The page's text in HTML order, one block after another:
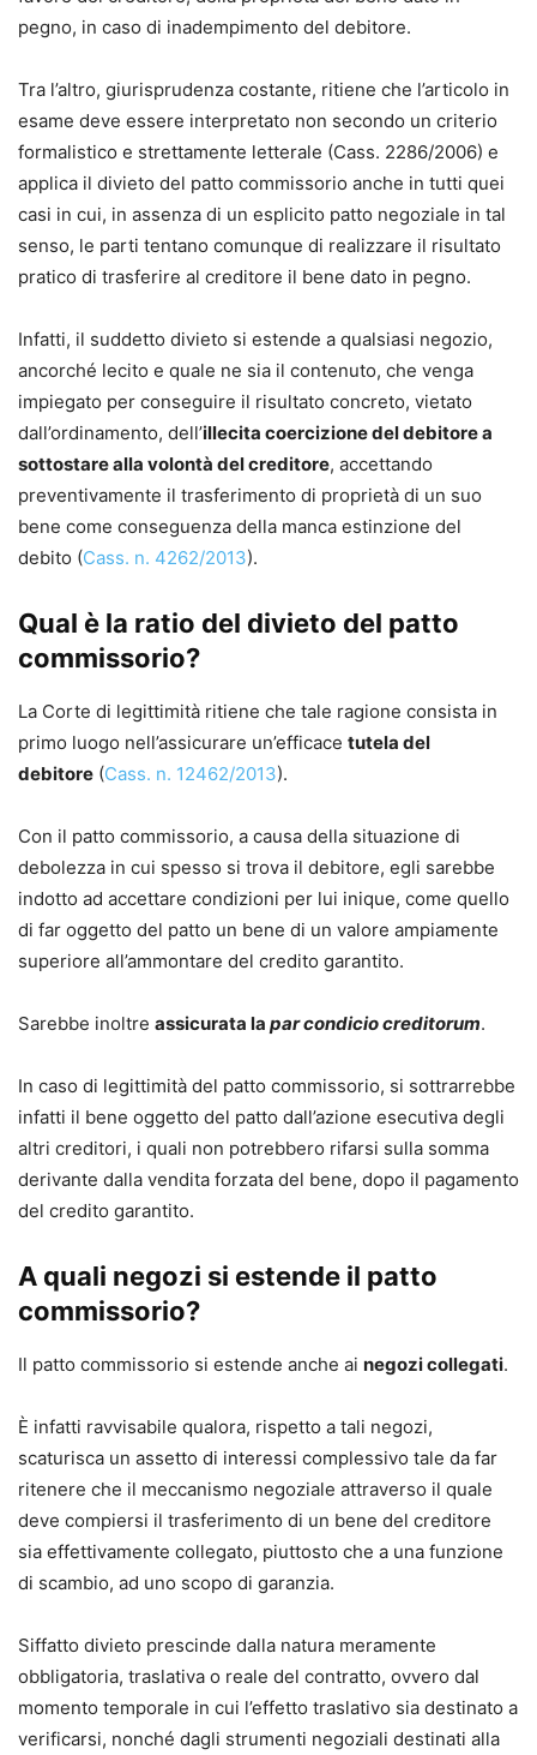
pegno, in caso di inadempimento del debitore.
Tra l’altro, giurisprudenza costante, ritiene che l’articolo in
esame deve essere interpretato non secondo un criterio
formalistico e strettamente letterale (Cass. 2286/2006) e
applica il divieto del patto commissorio anche in tutti quei
casi in cui, in assenza di un esplicito patto negoziale in tal
senso, le parti tentano comunque di realizzare il risultato
pratico di trasferire al creditore il bene dato in pegno.
Infatti, il suddetto divieto si estende a qualsiasi negozio,
ancorché lecito e quale ne sia il contenuto, che venga
impiegato per conseguire il risultato concreto, vietato
dall’ordinamento, dell’illecita coercizione del debitore a
sottostare alla volontà del creditore, accettando
preventivamente il trasferimento di proprietà di un suo
bene come conseguenza della manca estinzione del
debito (Cass. n. 4262/2013).
Qual è la ratio del divieto del patto
commissorio?
La Corte di legittimità ritiene che tale ragione consista in
primo luogo nell’assicurare un’efficace tutela del
debitore (Cass. n. 12462/2013).
Con il patto commissorio, a causa della situazione di
debolezza in cui spesso si trova il debitore, egli sarebbe
indotto ad accettare condizioni per lui inique, come quello
di far oggetto del patto un bene di un valore ampiamente
superiore all’ammontare del credito garantito.
Sarebbe inoltre assicurata la par condicio creditorum.
In caso di legittimità del patto commissorio, si sottrarrebbe
infatti il bene oggetto del patto dall’azione esecutiva degli
altri creditori, i quali non potrebbero rifarsi sulla somma
derivante dalla vendita forzata del bene, dopo il pagamento
del credito garantito.
A quali negozi si estende il patto
commissorio?
Il patto commissorio si estende anche ai negozi collegati.
È infatti ravvisabile qualora, rispetto a tali negozi,
scaturisca un assetto di interessi complessivo tale da far
ritenere che il meccanismo negoziale attraverso il quale
deve compiersi il trasferimento di un bene del creditore
sia effettivamente collegato, piuttosto che a una funzione
di scambio, ad uno scopo di garanzia.
Siffatto divieto prescinde dalla natura meramente
obbligatoria, traslativa o reale del contratto, ovvero dal
momento temporale in cui l’effetto traslativo sia destinato a
verificarsi, nonché dagli strumenti negoziali destinati alla